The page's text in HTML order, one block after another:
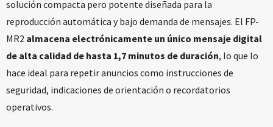
solución compacta pero potente diseñada para la
reproducción automática y bajo demanda de mensajes. El FP-
MR2 almacena electrónicamente un único mensaje digital
de alta calidad de hasta 1,7 minutos de duración, lo que lo
hace ideal para repetir anuncios como instrucciones de
seguridad, indicaciones de orientación o recordatorios
operativos.